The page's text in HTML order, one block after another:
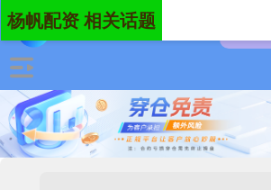
杨帆配资 相关话题